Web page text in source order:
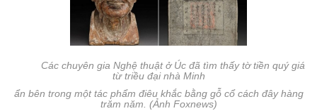
Các chuyên gia Nghệ thuật ở Úc đã tìm thấy tờ tiền quý giá
từ triều đại nhà Minh
ẩn bên trong một tác phẩm điêu khắc bằng gỗ cổ cách đây hàng
trăm năm. (Ảnh Foxnews)